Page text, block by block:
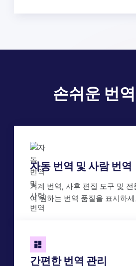
손쉬운 번
자동 번역 및 사람 번역
기계 번역, 사후 편집 도구 및
여 원하는 번역 품질을 표시하
간편한 번역 관리